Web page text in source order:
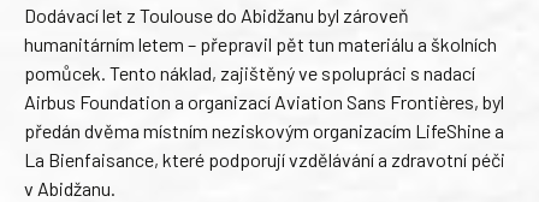
Dodávací let z Toulouse do Abidžanu byl zároveň
humanitárním letem – přepravil pět tun materiálu a školních
pomůcek. Tento náklad, zajištěný ve spolupráci s nadací
Airbus Foundation a organizací Aviation Sans Frontières, byl
předán dvěma místním neziskovým organizacím LifeShine a
La Bienfaisance, které podporují vzdělávání a zdravotní péči
v Abidžanu.